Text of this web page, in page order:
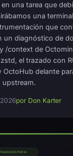
una tarea que
una
que
un diagnóstico de
/context de
el trazado con
OctoHub delante
upstream.
por Don Karter